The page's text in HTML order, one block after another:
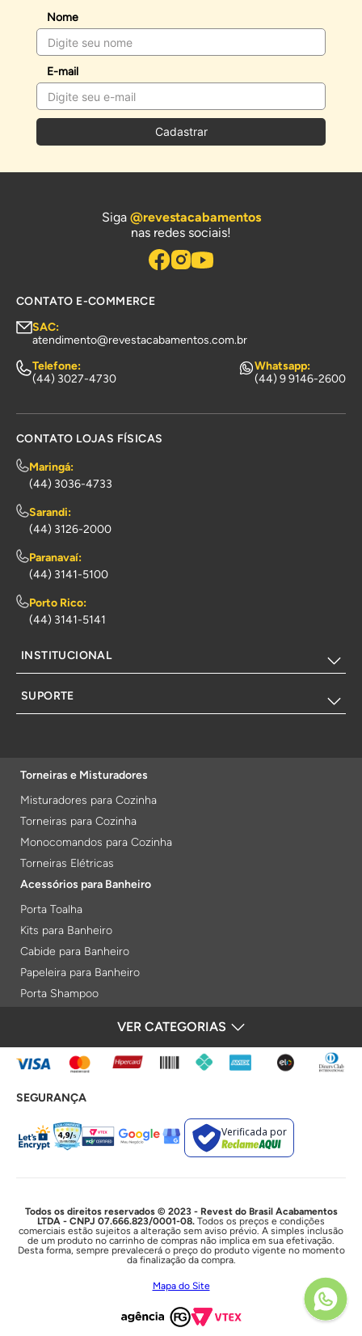
Nome
E-mail
Cadastrar
Siga @revestacabamentos
nas redes sociais!
CONTATO E-COMMERCE
SAC:
atendimento@revestacabamentos.com.br
Telefone:
(44) 3027-4730
Whatsapp:
(44) 9 9146-2600
CONTATO LOJAS FÍSICAS
Maringá:
(44) 3036-4733
Sarandi:
(44) 3126-2000
Paranavaí:
(44) 3141-5100
Porto Rico:
(44) 3141-5141
INSTITUCIONAL
SUPORTE
Torneiras e Misturadores
Misturadores para Cozinha
Torneiras para Cozinha
Monocomandos para Cozinha
Torneiras Elétricas
Acessórios para Banheiro
Porta Toalha
Kits para Banheiro
Cabide para Banheiro
Papeleira para Banheiro
Porta Shampoo
Porta Toalha Aquecido
Gabinetes para Banheiro
Lixeiras
Acabamentos e Registros
Bases de Registros
Duchas e Chuveiros
Chuveiros Elétricos
Chuveiros
VER CATEGORIAS
FORMAS DE PAGAMENTO
SEGURANÇA
Verificada por
Todos os direitos reservados © 2023 - Revest do Brasil Acabamentos
LTDA - CNPJ 07.666.823/0001-08. Todos os preços e condições
comerciais estão sujeitos a alteração sem aviso prévio. A simples inclusão
de um produto no carrinho de compras não implica em sua efetivação.
Desta forma, sempre prevalecerá o preço do produto vigente no momento
da finalização da compra.
Mapa do Site